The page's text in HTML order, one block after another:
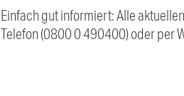
Einfach gut informiert: Alle
Telefon (0800 0 490400) oder per